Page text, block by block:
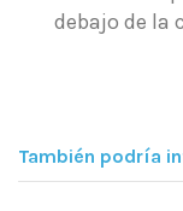
debajo de la
También podría